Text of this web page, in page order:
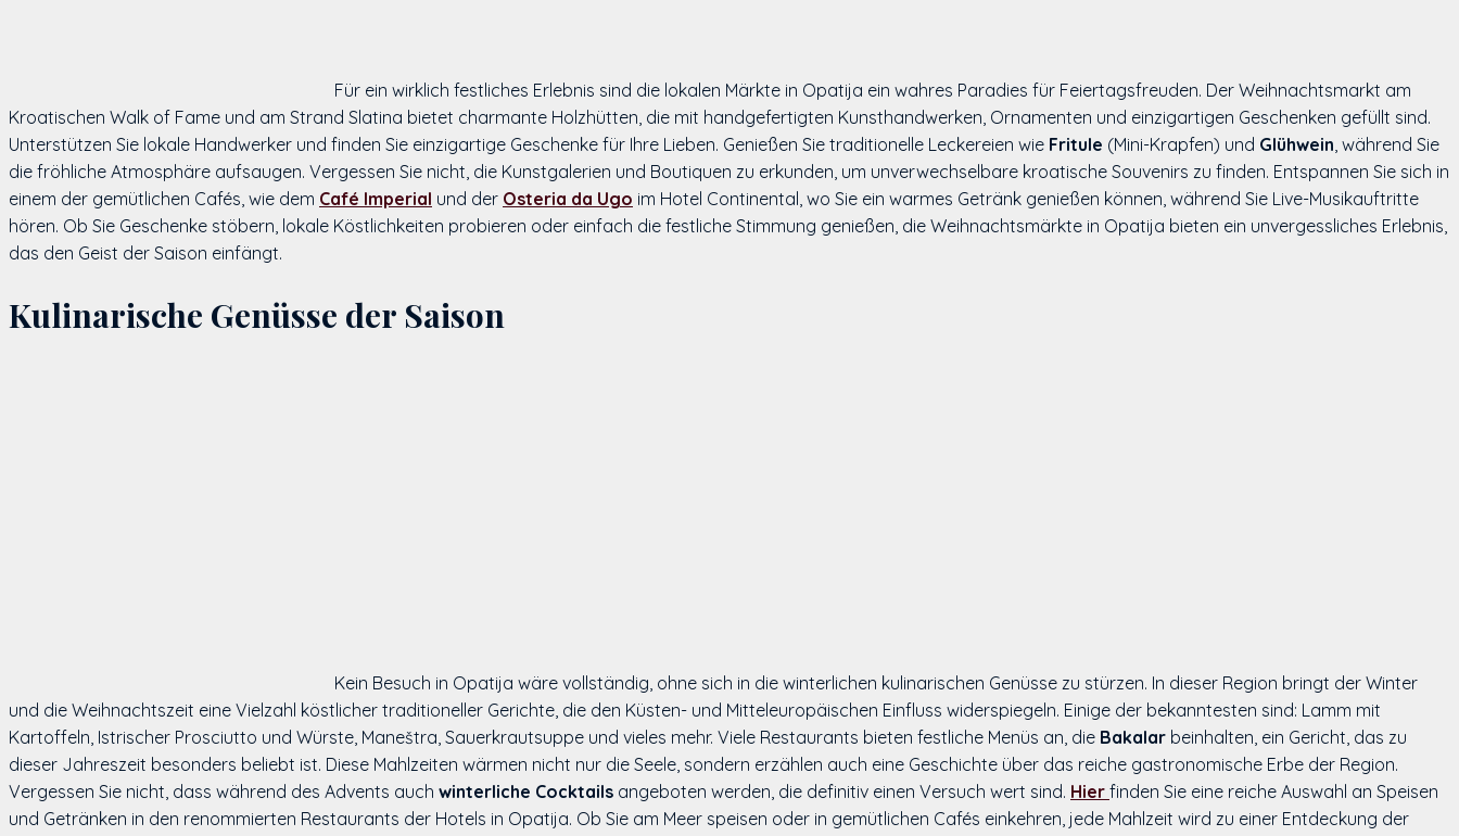
Für ein wirklich festliches Erlebnis sind die lokalen Märkte in Opatija ein wahres Paradies für Feiertagsfreuden. Der Weihnachtsmarkt am
Kroatischen Walk of Fame und am Strand Slatina bietet charmante Holzhütten, die mit handgefertigten Kunsthandwerken, Ornamenten und einzigartigen Geschenken gefüllt sind.
Unterstützen Sie lokale Handwerker und finden Sie einzigartige Geschenke für Ihre Lieben. Genießen Sie traditionelle Leckereien wie Fritule (Mini-Krapfen) und Glühwein , während Sie
die fröhliche Atmosphäre aufsaugen. Vergessen Sie nicht, die Kunstgalerien und Boutiquen zu erkunden, um unverwechselbare kroatische Souvenirs zu finden. Entspannen Sie sich in
einem der gemütlichen Cafés, wie dem Café Imperial und der Osteria da Ugo im Hotel Continental, wo Sie ein warmes Getränk genießen können, während Sie Live-Musikauftritte
hören. Ob Sie Geschenke stöbern, lokale Köstlichkeiten probieren oder einfach die festliche Stimmung genießen, die Weihnachtsmärkte in Opatija bieten ein unvergessliches Erlebnis,
das den Geist der Saison einfängt.
Kulinarische Genüsse der Saison
Kein Besuch in Opatija wäre vollständig, ohne sich in die winterlichen kulinarischen Genüsse zu stürzen. In dieser Region bringt der Winter
und die Weihnachtszeit eine Vielzahl köstlicher traditioneller Gerichte, die den Küsten- und Mitteleuropäischen Einfluss widerspiegeln. Einige der bekanntesten sind: Lamm mit
Kartoffeln, Istrischer Prosciutto und Würste, Maneštra, Sauerkrautsuppe und vieles mehr. Viele Restaurants bieten festliche Menüs an, die Bakalar beinhalten, ein Gericht, das zu
dieser Jahreszeit besonders beliebt ist. Diese Mahlzeiten wärmen nicht nur die Seele, sondern erzählen auch eine Geschichte über das reiche gastronomische Erbe der Region.
Vergessen Sie nicht, dass während des Advents auch winterliche Cocktails angeboten werden, die definitiv einen Versuch wert sind. Hier finden Sie eine reiche Auswahl an Speisen
und Getränken in den renommierten Restaurants der Hotels in Opatija. Ob Sie am Meer speisen oder in gemütlichen Cafés einkehren, jede Mahlzeit wird zu einer Entdeckung der